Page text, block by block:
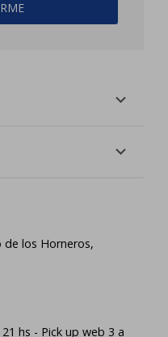
de los Horneros,
hs - Pick up web 3 a